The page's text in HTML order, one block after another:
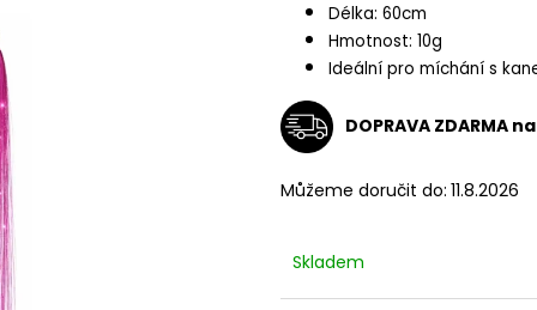
Délka: 60cm
Hmotnost: 10g
Ideální pro míchání s
DOPRAVA ZDARMA
Můžeme doručit do: 11.8.2026
Skladem